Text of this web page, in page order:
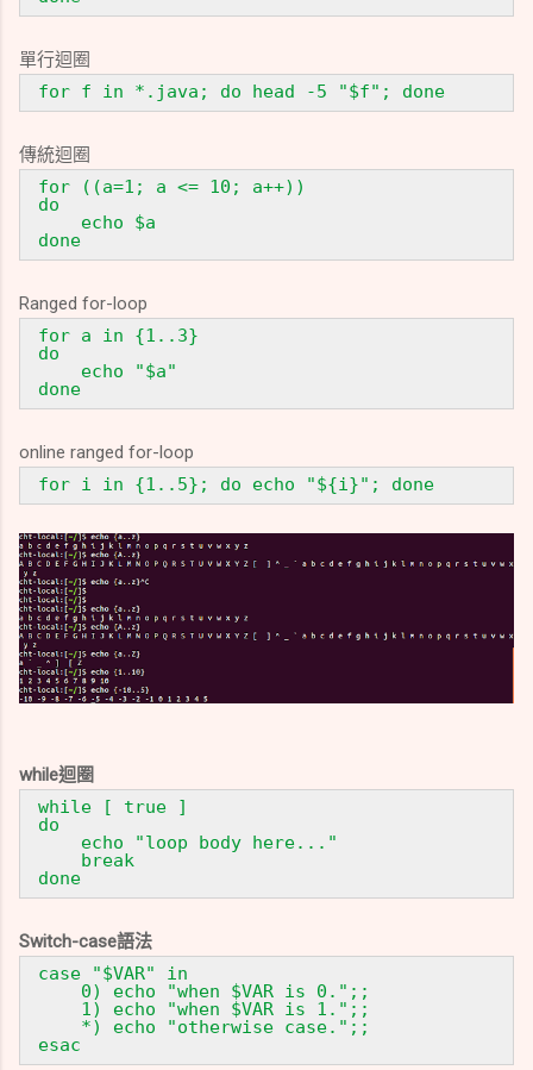
單行迴圈
for f in *.java; do head -5 "$f"; done
傳統迴圈
for ((a=1; a <= 10; a++))
do
echo $a
done
Ranged for-loop
for a in {1..3}
do
echo "$a"
done
online ranged for-loop
for i in {1..5}; do echo "${i}"; done
while迴圈
while [ true ]
do
echo "loop body here..."
break
done
Switch-case語法
case "$VAR" in
0) echo "when $VAR is 0.";;
1) echo "when $VAR is 1.";;
*) echo "otherwise case.";;
esac